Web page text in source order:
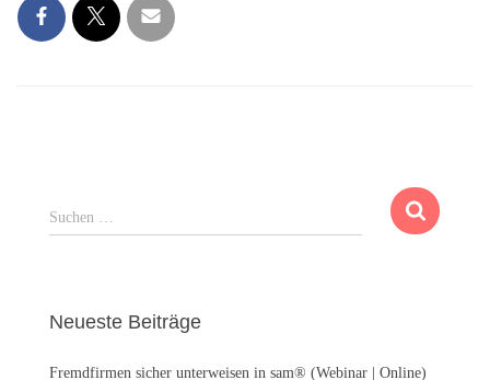
S
u
n
a
Suchen …
Neueste Beiträge
Fremdfirmen sicher unterweisen in sam® (Webinar | Online)